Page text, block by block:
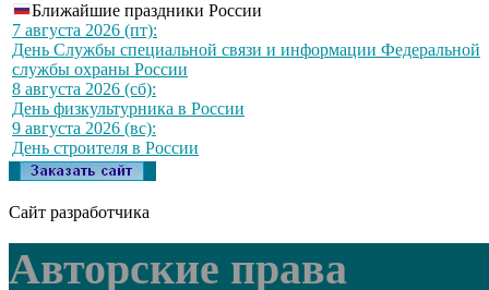
Ближайшие праздники России
7 августа 2026 (пт):
День Службы специальной связи и информации Федеральной
службы охраны России
8 августа 2026 (сб):
День физкультурника в России
9 августа 2026 (вс):
День строителя в России
Сайт разработчика
Авторские права